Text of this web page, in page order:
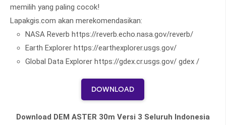
memilih yang paling cocok!
Lapakgis.com akan merekomendasikan:
NASA Reverb https://reverb.echo.nasa.gov/reverb/
Earth Explorer https://earthexplorer.usgs.gov/
Global Data Explorer https://gdex.cr.usgs.gov/ gdex /
DOWNLOAD
Download DEM ASTER 30m Versi 3 Seluruh Indonesia